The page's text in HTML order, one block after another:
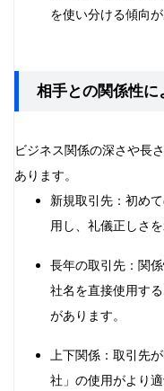
を使い分ける傾向が
相手との関係性に
ビジネス関係の深さや長
あります。
新規取引先：初め
用し、礼儀正しさを
長年の取引先：関
社名を直接使用す
があります。
上下関係：取引先
社」の使用がより適